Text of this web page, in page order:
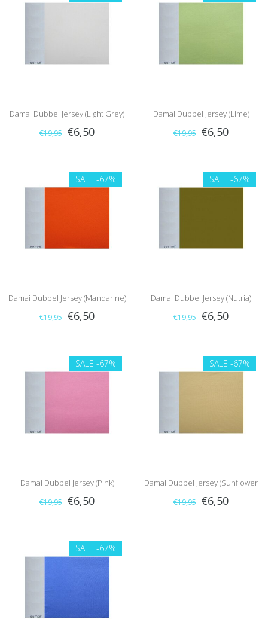
Damai Dubbel Jersey (Light Grey)
€19,95 €6,50
Damai Dubbel Jersey (Lime)
€19,95 €6,50
SALE -67%
Damai Dubbel Jersey (Mandarine)
€19,95 €6,50
SALE -67%
Damai Dubbel Jersey (Nutria)
€19,95 €6,50
SALE -67%
Damai Dubbel Jersey (Pink)
€19,95 €6,50
SALE -67%
Damai Dubbel Jersey (Sunflower
€19,95 €6,50
SALE -67%